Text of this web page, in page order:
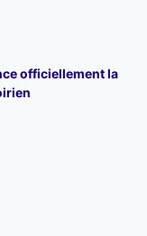
officiellement la